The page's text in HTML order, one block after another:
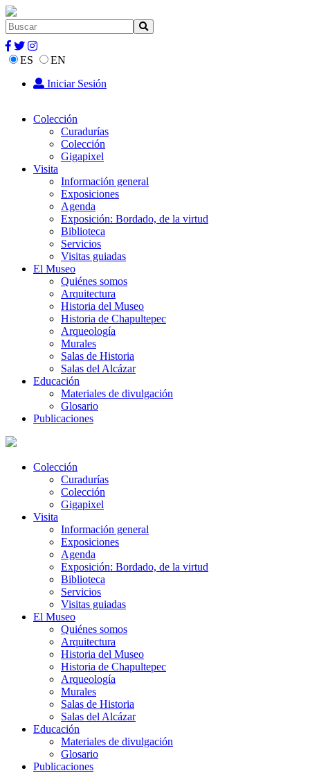
ES
EN
Iniciar Sesión
Colección
Curadurías
Colección
Gigapixel
Visita
Información general
Exposiciones
Agenda
Exposición: Bordado, de la virtud
Biblioteca
Servicios
Visitas guiadas
El Museo
Quiénes somos
Arquitectura
Historia del Museo
Historia de Chapultepec
Arqueología
Murales
Salas de Historia
Salas del Alcázar
Educación
Materiales de divulgación
Glosario
Publicaciones
Colección
Curadurías
Colección
Gigapixel
Visita
Información general
Exposiciones
Agenda
Exposición: Bordado, de la virtud
Biblioteca
Servicios
Visitas guiadas
El Museo
Quiénes somos
Arquitectura
Historia del Museo
Historia de Chapultepec
Arqueología
Murales
Salas de Historia
Salas del Alcázar
Educación
Materiales de divulgación
Glosario
Publicaciones